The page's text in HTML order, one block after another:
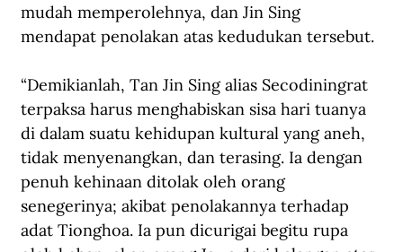
mudah memperolehnya, dan Jin Sing
mendapat penolakan atas kedudukan tersebut.
“Demikianlah, Tan Jin Sing alias Secodiningrat
terpaksa harus menghabiskan sisa hari tuanya
di dalam suatu kehidupan kultural yang aneh,
tidak menyenangkan, dan terasing. Ia dengan
penuh kehinaan ditolak oleh orang
senegerinya; akibat penolakannya terhadap
adat Tionghoa. Ia pun dicurigai begitu rupa